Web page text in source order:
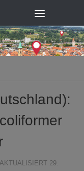
AKTUALISIERT 29.